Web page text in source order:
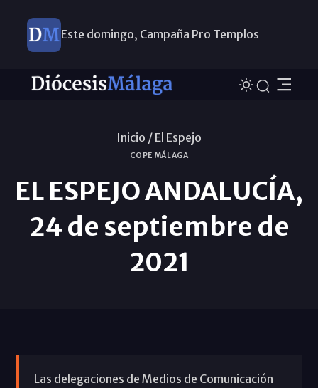
Este domingo, Campaña Pro Templos
Inicio / El Espejo
COPE MÁLAGA
EL ESPEJO ANDALUCÍA,
24 de septiembre de
2021
Las delegaciones de Medios de Comunicación